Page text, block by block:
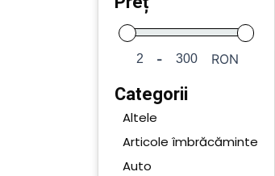
- RON
Categorii
Altele
Articole îmbrăcăminte
Auto